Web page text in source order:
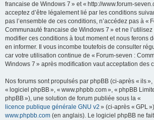
francaise de Windows 7 » et « http://www.forum-
acceptez d’être légalement lié par les conditions
pas l’ensemble de ces conditions, n’accédez pas à «
Communauté francaise de Windows 7 » et ne
modifier ces conditions à tout moment et nous ferons
en informer. Il vous incombe toutefois de consulter
car votre utilisation continue de « Forum-seven :
Windows 7 » après modification vaut acceptation des
Nos forums sont propulsés par phpBB (ci-après « ils »,
« logiciel phpBB », « www.phpbb.com », « phpBB
phpBB »), une solution de forum publiée sous la «
licence publique générale GNU v2 » (ci-après « GPL
www.phpbb.com (en anglais). Le logiciel phpBB ne